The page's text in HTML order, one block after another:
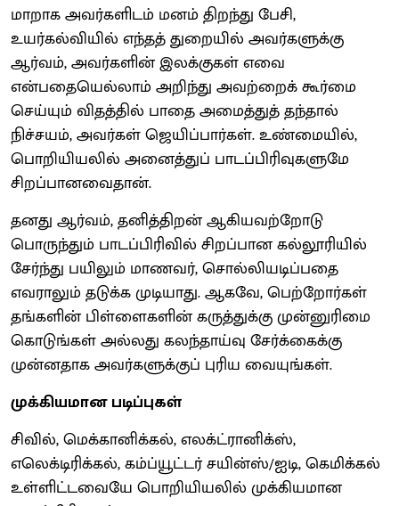
மாறாக அவர்களிடம் மனம் திறந்து பேசி,
உயர்கல்வியில் எந்தத் துறையில் அவர்களுக்கு
ஆர்வம், அவர்களின் இலக்குகள் எவை
என்பதையெல்லாம் அறிந்து அவற்றைக் கூர்மை
செய்யும் விதத்தில் பாதை அமைத்துத் தந்தால்
நிச்சயம், அவர்கள் ஜெயிப்பார்கள். உண்மையில்,
பொறியியலில் அனைத்துப் பாடப்பிரிவுகளுமே
சிறப்பானவைதான்.
தனது ஆர்வம், தனித்திறன் ஆகியவற்றோடு
பொருந்தும் பாடப்பிரிவில் சிறப்பான கல்லூரியில்
சேர்ந்து பயிலும் மாணவர், சொல்லியடிப்பதை
எவராலும் தடுக்க முடியாது. ஆகவே, பெற்றோர்கள்
தங்களின் பிள்ளைகளின் கருத்துக்கு முன்னுரிமை
கொடுங்கள் அல்லது கலந்தாய்வு சேர்க்கைக்கு
முன்னதாக அவர்களுக்குப் புரிய வையுங்கள்.
முக்கியமான படிப்புகள்
சிவில், மெக்கானிக்கல், எலக்ட்ரானிக்ஸ்,
எலெக்டிரிக்கல், கம்ப்யூட்டர் சயின்ஸ்/ஐடி, கெமிக்கல்
உள்ளிட்டவையே பொறியியலில் முக்கியமான